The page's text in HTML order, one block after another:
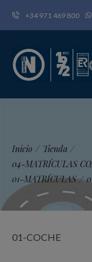
+34 971 469 800
Inicio / Tienda /
04-MATRÍCULAS
01-MATRÍCULAS /
01-COCHE